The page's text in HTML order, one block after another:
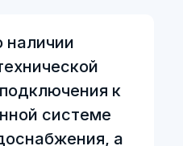
наличии
к
системе
а